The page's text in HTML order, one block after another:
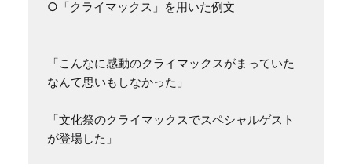
○「クライマックス」を用いた例文
「こんなに感動のクライマックスがまっていた
なんて思いもしなかった」
「文化祭のクライマックスでスペシャルゲスト
が登場した」